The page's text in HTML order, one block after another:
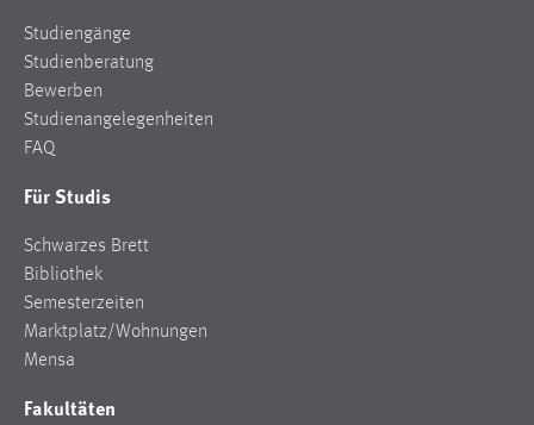
Studiengänge
Studienberatung
Bewerben
Studienangelegenheiten
FAQ
Für Studis
Schwarzes Brett
Bibliothek
Semesterzeiten
Marktplatz/Wohnungen
Mensa
Fakultäten
Zweck:
Conversion-Tracking
Cookie Laufzeit:
EXTERNE MEDIEN
Um Inhalte von Videoplattformen und Social Media
Plattformen anzeigen zu können, werden von diesen
externen Medien Cookies gesetzt.